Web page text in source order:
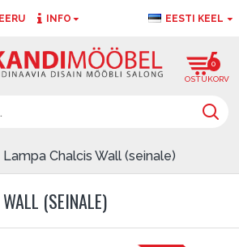
INFO EESTI KEEL
0
Lampa Chalcis Wall (seinale)
(SEINALE)